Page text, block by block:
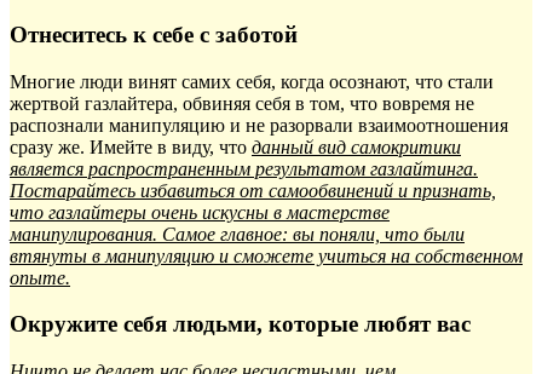
Отнеситесь к себе с заботой
Многие люди винят самих себя, когда осознают, что стали
жертвой газлайтера, обвиняя себя в том, что вовремя не
распознали манипуляцию и не разорвали взаимоотношения
сразу же. Имейте в виду, что данный вид самокритики
является распространенным результатом газлайтинга.
Постарайтесь избавиться от самообвинений и признать,
что газлайтеры очень искусны в мастерстве
манипулирования. Самое главное: вы поняли, что были
втянуты в манипуляцию и сможете учиться на собственном
опыте.
Окружите себя людьми, которые любят вас